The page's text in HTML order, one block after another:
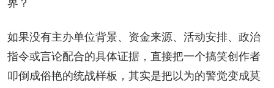
界？
如果没有主办单位背景、资金来源、活动安排、政治
指令或言论配合的具体证据，直接把一个搞笑创作者
叩倒成俗艳的统战样板，其实是把以为的警觉变成莫